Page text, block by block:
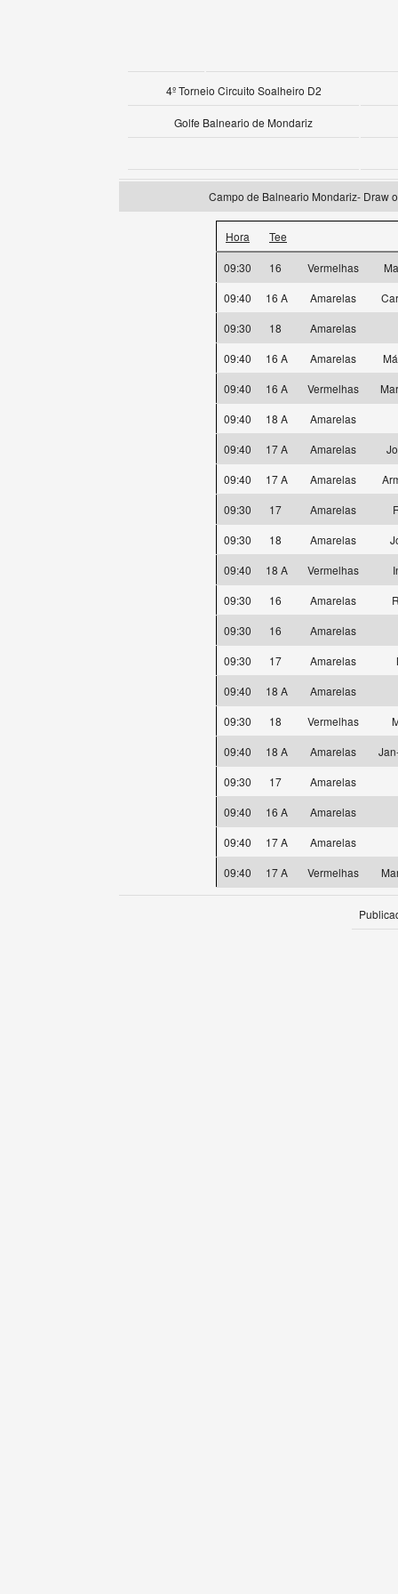
4º Torneio Circuito Soalheiro D2
Golfe Balneario de Mondariz
Campo de Balneario Mondariz- Draw
Hora Tee
09:30 16 Vermelhas
09:40
16 A Amarelas
09:30
18
Amarelas
09:40
16 A Amarelas
09:40
16 A Vermelhas
09:40
18 A
Amarelas
09:40
17 A Amarelas
09:40
17 A Amarelas
09:30
17 Amarelas
09:30
18 Amarelas
09:40
18 A Vermelhas
09:30
16 Amarelas
09:30
16
Amarelas
09:30
17 Amarelas
09:40
18 A
Amarelas
09:30
18 Vermelhas
09:40
18 A Amarelas
09:30
17
Amarelas
09:40
16 A
Amarelas
09:40
17 A
Amarelas
09:40
17 A Vermelhas